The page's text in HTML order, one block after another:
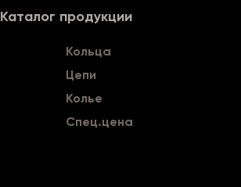
Каталог продукции
Кольца
Цепи
Колье
Спец.цена